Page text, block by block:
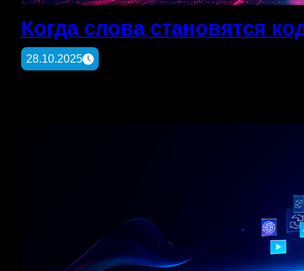
Когда слова становятся
28.10.2025